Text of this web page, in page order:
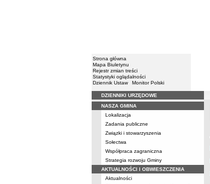
Strona główna
Mapa Biuletynu
Rejestr zmian treści
Statystyki oglądalności
Dziennik Ustaw
Monitor Polski
Menu
DZIENNIKI URZĘDOWE
NASZA GMINA
Lokalizacja
Zadania publiczne
Związki i stowarzyszenia
Sołectwa
Współpraca zagraniczna
Strategia rozwoju Gminy
AKTUALNOŚCI I OBWIESZCZENIA
Aktualności